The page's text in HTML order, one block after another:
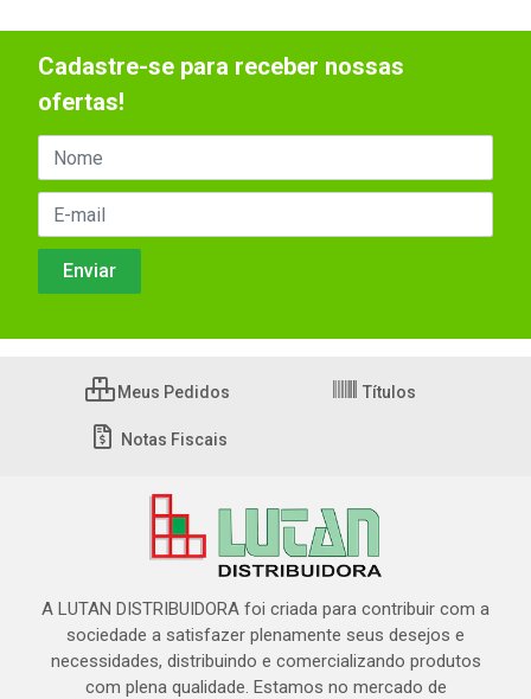
Cadastre-se para receber nossas
ofertas!
Meus Pedidos Títulos
Notas Fiscais
A LUTAN DISTRIBUIDORA foi criada para contribuir com a
sociedade a satisfazer plenamente seus desejos e
necessidades, distribuindo e comercializando produtos
com plena qualidade. Estamos no mercado de